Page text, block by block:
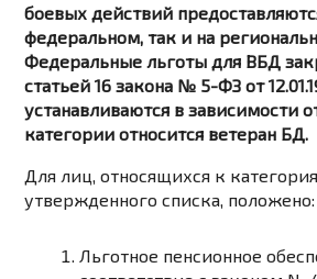
боевых действий
федеральном, так и на
Федеральные льготы для ВБД
статьей 16 закона № 5-ФЗ от
устанавливаются в зависимости
категории относится ветеран БД.
Для лиц, относящихся к
утвержденного списка, положено:
Льготное пенсионное